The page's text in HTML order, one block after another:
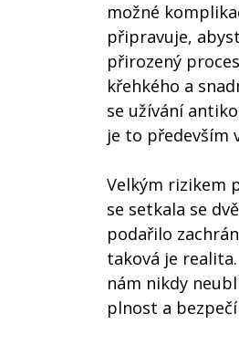
možné
připravuje,
přirozený
křehkého a
se užívání
je to především
Velkým rizikem
se setkala se
podařilo
taková je
nám nikdy
plnost a